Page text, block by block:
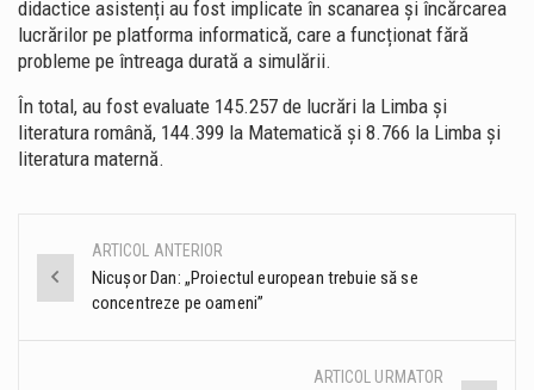
didactice asistenți au fost implicate în scanarea și încărcarea
lucrărilor pe platforma informatică, care a funcționat fără
probleme pe întreaga durată a simulării.
În total, au fost evaluate 145.257 de lucrări la Limba și
literatura română, 144.399 la Matematică și 8.766 la Limba și
literatura maternă.
Post
navigation
ARTICOL ANTERIOR
Nicușor Dan: „Proiectul european trebuie să se
concentreze pe oameni”
ARTICOL URMATOR